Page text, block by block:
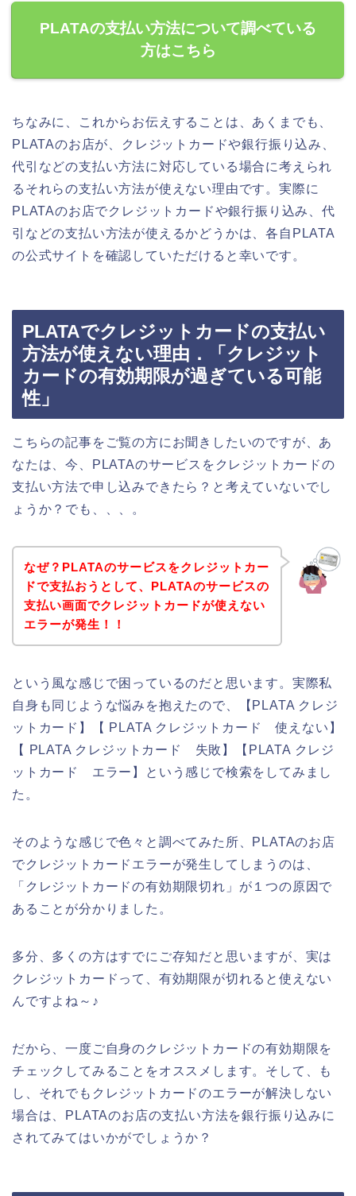
PLATAの支払い方法について調べている
方はこちら
ちなみに、これからお伝えすることは、あくまでも、
PLATAのお店が、クレジットカードや銀行振り込み、
代引などの支払い方法に対応している場合に考えられ
るそれらの支払い方法が使えない理由です。実際に
PLATAのお店でクレジットカードや銀行振り込み、代
引などの支払い方法が使えるかどうかは、各自PLATA
の公式サイトを確認していただけると幸いです。
PLATAでクレジットカードの支払い
方法が使えない理由．「クレジット
カードの有効期限が過ぎている可能
性」
こちらの記事をご覧の方にお聞きしたいのですが、あ
なたは、今、PLATAのサービスをクレジットカードの
支払い方法で申し込みできたら？と考えていないでし
ょうか？でも、、、。
なぜ？PLATAのサービスをクレジットカー
ドで支払おうとして、PLATAのサービスの
支払い画面でクレジットカードが使えない
エラーが発生！！
という風な感じで困っているのだと思います。実際私
自身も同じような悩みを抱えたので、【PLATA クレジ
ットカード】【 PLATA クレジットカード 使えない】
【 PLATA クレジットカード 失敗】【PLATA クレジ
ットカード エラー】という感じで検索をしてみまし
た。
そのような感じで色々と調べてみた所、PLATAのお店
でクレジットカードエラーが発生してしまうのは、
「クレジットカードの有効期限切れ」が１つの原因で
あることが分かりました。
多分、多くの方はすでにご存知だと思いますが、実は
クレジットカードって、有効期限が切れると使えない
んですよね～♪
だから、一度ご自身のクレジットカードの有効期限を
チェックしてみることをオススメします。そして、も
し、それでもクレジットカードのエラーが解決しない
場合は、PLATAのお店の支払い方法を銀行振り込みに
されてみてはいかがでしょうか？